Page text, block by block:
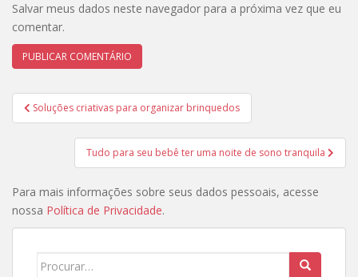
Salvar meus dados neste navegador para a próxima vez que eu
comentar.
Navegação
de
Soluções criativas para organizar brinquedos
Tudo para seu bebê ter uma noite de sono tranquila
Para mais informações sobre seus dados pessoais, acesse
nossa Política de Privacidade.
Search